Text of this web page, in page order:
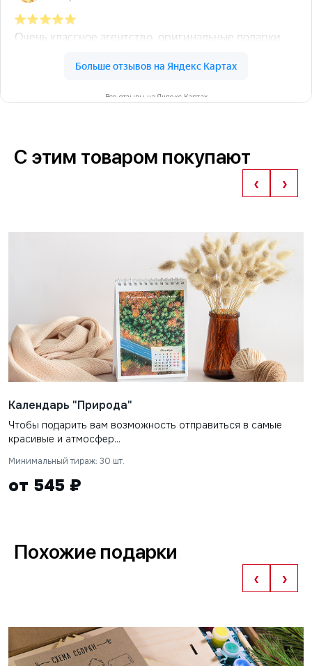
Все отзывы на Яндекс Картах
С этим товаром покупают
‹ ›
Календарь "Природа"
Чтобы подарить вам возможность отправиться в самые
красивые и атмосфер...
Минимальный тираж: 30 шт.
от 545 ₽
Похожие подарки
‹ ›